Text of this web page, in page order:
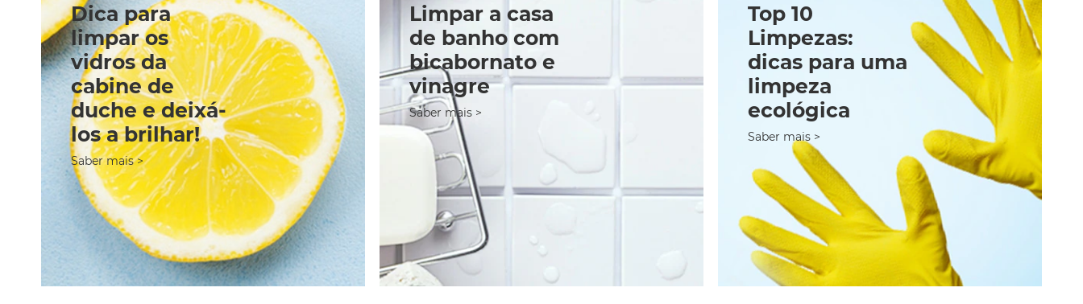
Dica para
limpar os
vidros da
cabine de
duche e deixá-
los a brilhar!
Saber mais
Limpar a casa
de banho com
bicabornato e
vinagre
Saber mais
Top 10
Limpezas:
dicas para uma
limpeza
ecológica
Saber mais